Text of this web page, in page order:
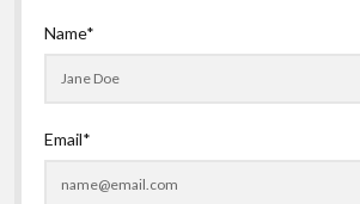
Name*
Email*